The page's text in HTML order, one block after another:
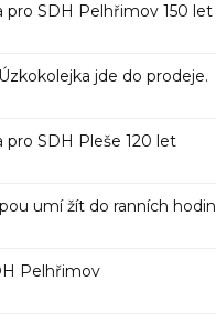
pro SDH Pelhřimov 150 let
jde do prodeje.
pro SDH Pleše 120 let
umí žít do ranních hodin
Pelhřimov